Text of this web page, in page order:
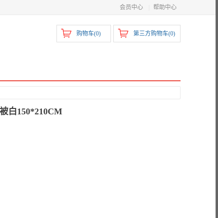
会员中心 帮助中心
第三方购物车(0)
购物车(0)
白150*210CM